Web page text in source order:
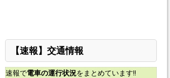
【速報】交通情報
速報で電車の運行状況をまとめています!!